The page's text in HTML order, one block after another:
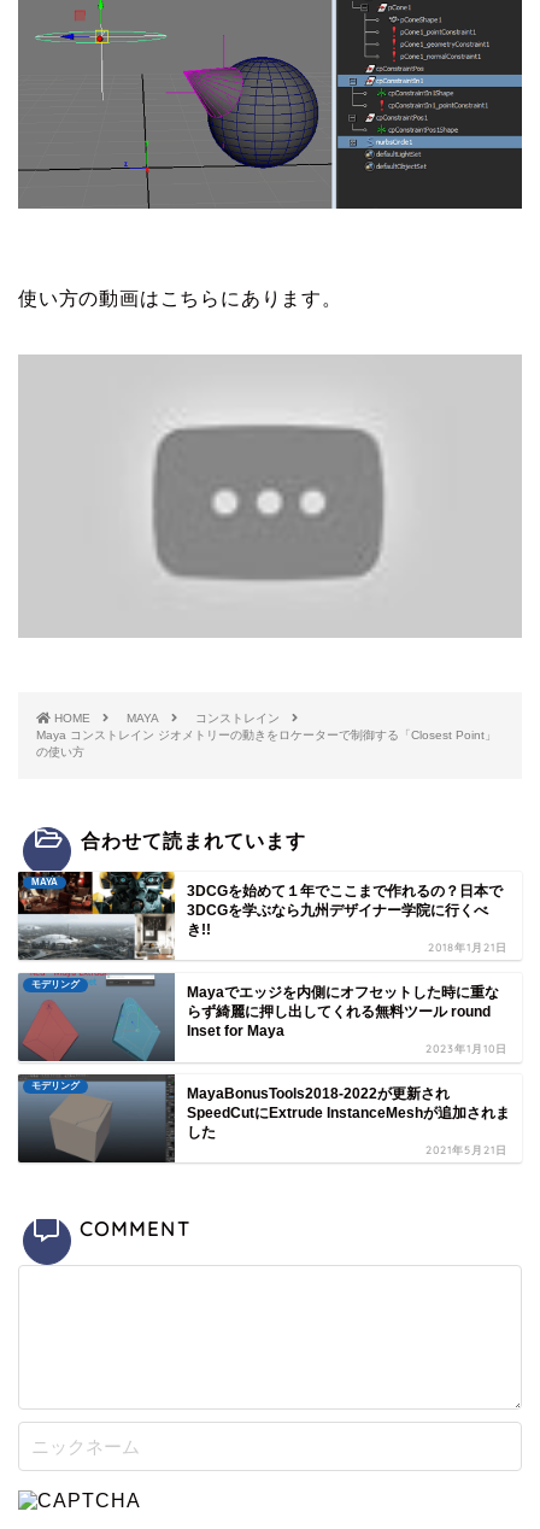
使い方の動画はこちらにあります。
HOME MAYA
コンストレイン
Maya コンストレイン ジオメトリーの動きをロケーターで制御する「Closest Point」
の使い方
合わせて読まれています
MAYA
3DCGを始めて１年でここまで作れるの？日本で
3DCGを学ぶなら九州デザイナー学院に行くべ
き!!
2018年1月21日
モデリング
Mayaでエッジを内側にオフセットした時に重な
らず綺麗に押し出してくれる無料ツール round
Inset for Maya
2023年1月10日
モデリング
MayaBonusTools2018-2022が更新され
SpeedCutにExtrude InstanceMeshが追加されま
した
2021年5月21日
COMMENT